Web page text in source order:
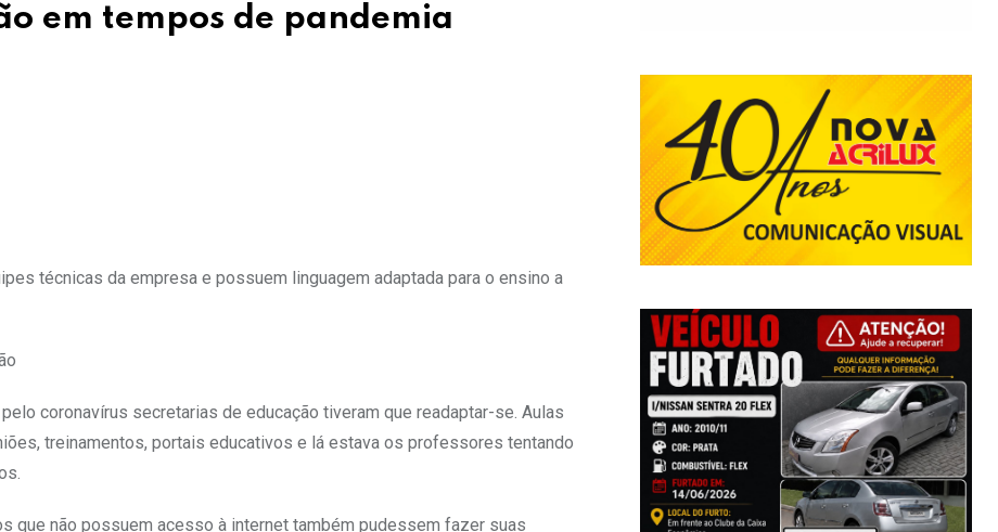
em tempos de pandemia
técnicas da empresa e possuem linguagem adaptada para o ensino a
coronavírus secretarias de educação tiveram que readaptar-se. Aulas
treinamentos, portais educativos e lá estava os professores tentando
que não possuem acesso à internet também pudessem fazer suas